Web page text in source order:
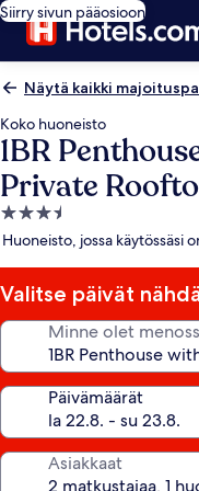
Siirry sivun pääosioon
Näytä kaikki
Koko huoneisto
1BR
Private
3.5
tähden
Huoneisto, jossa käytössäsi
Valitse päivät
Minne olet
Päivämäärät
Asiakkaat